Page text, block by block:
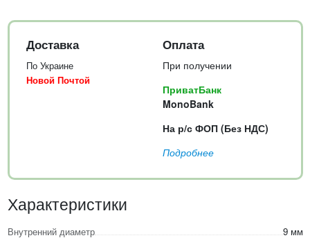
Доставка
По Украине
Новой Почтой
Оплата
При получении
ПриватБанк
MonoBank
На р/с ФОП (Без НДС)
Подробнее
Характеристики
Внутренний диаметр
9 мм